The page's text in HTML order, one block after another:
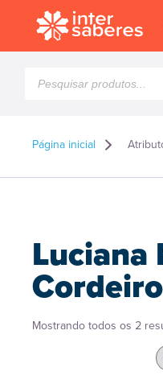
produtos
Página inicial
Luciana
Cordeiro
Mostrando todos os 2